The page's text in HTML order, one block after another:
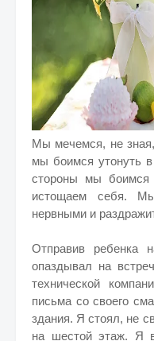
Мы мечемся, не
мы боимся утонуть
стороны мы боимся
истощаем себя. Мы
нервными и
Отправив ребенка
опаздывал на
технической
письма со своего
здания. Я стоял, не
на шестой этаж. Я